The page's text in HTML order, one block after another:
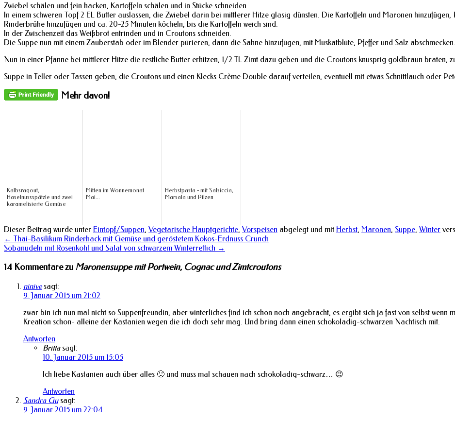
Zwiebel schälen und fein hacken, Kartoffeln schälen und in Stücke schneiden.
In einem schweren Topf 2 EL Butter auslassen, die Zwiebel darin bei mittlerer Hitze glasig dünsten. Die Kartoffeln und Maronen
Rinderbrühe hinzufügen und ca. 20-25 Minuten köcheln, bis die Kartoffeln weich sind.
In der Zwischenzeit das Weißbrot entrinden und in Croutons schneiden.
Die Suppe nun mit einem Zauberstab oder im Blender pürieren, dann die Sahne hinzufügen, mit Muskatblüte, Pfeffer und Salz
Nun in einer Pfanne bei mittlerer Hitze die restliche Butter erhitzen, 1/2 TL Zimt dazu geben und die Croutons knusprig goldbraun braten,
Suppe in Teller oder Tassen geben, die Croutons und einen Klecks Crème Double darauf verteilen, eventuell mit etwas Schnittlauch oder
Mehr davon!
Kalbsragout,
Haselnussspätzle und zwei
karamelisierte Gemüse
Mitten im Wonnemonat
Mai...
Herbstpasta - mit Salsiccia,
Marsala und Pilzen
Dieser Beitrag wurde unter Eintopf/Suppen, Vegetarische Hauptgerichte, Vorspeisen abgelegt und mit Herbst, Maronen, Suppe, Winter
← Thai-Basilikum Rinderhack mit Gemüse und geröstetem Kokos-Erdnuss Crunch
Sobanudeln mit Rosenkohl und Salat von schwarzem Winterrettich →
14 Kommentare zu Maronensuppe mit Portwein, Cognac und Zimtcroutons
ninive sagt:
9. Januar 2015 um 21:02
zwar bin ich nun mal nicht so Suppenfreundin, aber winterliches find ich schon noch angebracht, es ergibt sich ja fast von selbst
Kreation schon- alleine der Kastanien wegen die ich doch sehr mag. Und bring dann einen schokoladig-schwarzen Nachtisch mit.
Antworten
Britta sagt:
10. Januar 2015 um 15:05
Ich liebe Kastanien auch über alles 🙂 und muss mal schauen nach schokoladig-schwarz… 😉
Antworten
Sandra Gu sagt:
9. Januar 2015 um 22:04